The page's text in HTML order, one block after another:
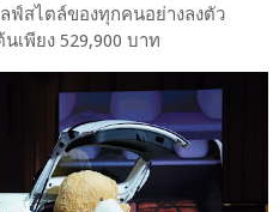
ฟ์สไตล์ของทุกคนอย่างลงตัว
เพียง 529,900 บาท